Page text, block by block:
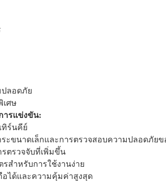
ปลอดภัย
เศษ
ารแข่งขัน:
ทิร์นคีย์
ะขนาดเล็กและการตรวจสอบความปลอดภัย
ตรวจจับที่เพิ่มขึ้น
รสำหรับการใช้งานง่าย
ได้และความคุ้มค่าสูงสุด